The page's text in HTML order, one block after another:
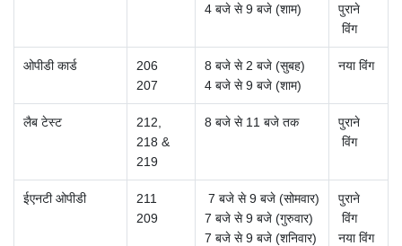
4 बजे से 9 बजे (शाम)
पुराने
विंग
ओपीडी कार्ड
206
207
8 बजे से 2 बजे (सुबह)
4 बजे से 9 बजे (शाम)
नया विंग
लैब टेस्ट
212,
218 &
219
8 बजे से 11 बजे तक
पुराने
विंग
ईएनटी ओपीडी
211
209
7 बजे से 9 बजे (सोमवार)
7 बजे से 9 बजे (गुरुवार)
7 बजे से 9 बजे (शनिवार)
पुराने
विंग
नया विंग